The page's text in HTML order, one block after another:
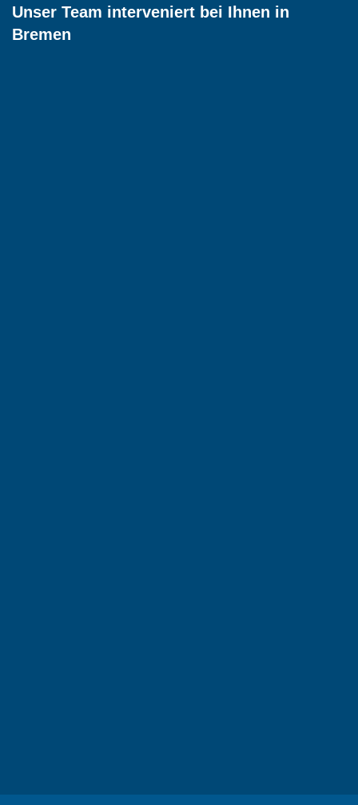
Unser Team interveniert bei Ihnen in
Bremen